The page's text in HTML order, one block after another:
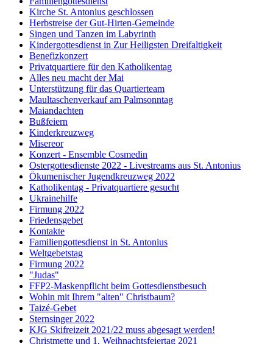
Kirche St. Antonius geschlossen
Herbstreise der Gut-Hirten-Gemeinde
Singen und Tanzen im Labyrinth
Kindergottesdienst in Zur Heiligsten Dreifaltigkeit
Benefizkonzert
Privatquartiere für den Katholikentag
Alles neu macht der Mai
Unterstützung für das Quartierteam
Maultaschenverkauf am Palmsonntag
Maiandachten
Bußfeiern
Kinderkreuzweg
Misereor
Konzert - Ensemble Cosmedin
Ostergottesdienste 2022 - Livestreams aus St. Antonius
Ökumenischer Jugendkreuzweg 2022
Katholikentag - Privatquartiere gesucht
Ukrainehilfe
Firmung 2022
Friedensgebet
Kontakte
Familiengottesdienst in St. Antonius
Weltgebetstag
Firmung 2022
"Judas"
FFP2-Maskenpflicht beim Gottesdienstbesuch
Wohin mit Ihrem "alten" Christbaum?
Taizé-Gebet
Sternsinger 2022
KJG Skifreizeit 2021/22 muss abgesagt werden!
Christmette und 1. Weihnachtsfeiertag 2021